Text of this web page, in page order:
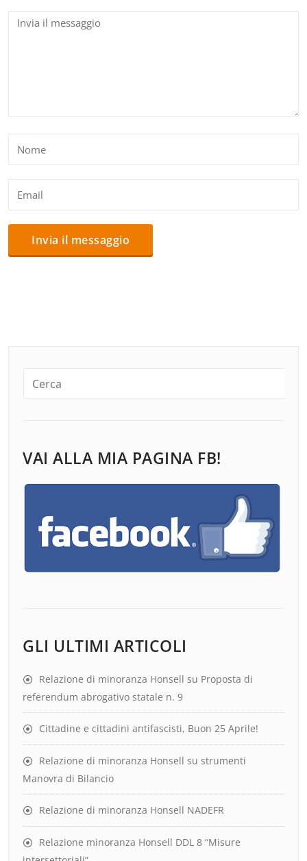
VAI ALLA MIA PAGINA FB!
GLI ULTIMI ARTICOLI
Relazione di minoranza Honsell su Proposta di
referendum abrogativo statale n. 9
Cittadine e cittadini antifascisti, Buon 25 Aprile!
Relazione di minoranza Honsell su strumenti
Manovra di Bilancio
Relazione di minoranza Honsell NADEFR
Relazione minoranza Honsell DDL 8 “Misure